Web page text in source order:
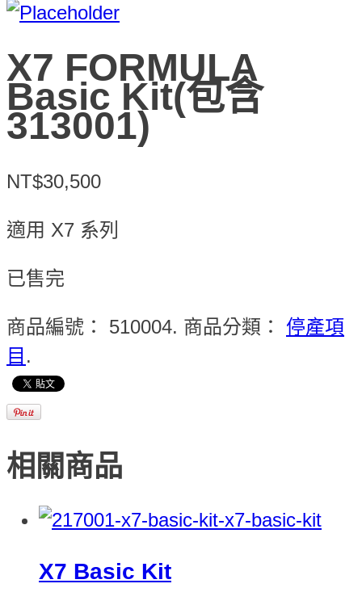
X7 FORMULA
Basic Kit(包含
313001)
NT$30,500
適用 X7 系列
已售完
商品編號： 510004. 商品分類： 停產項
目 .
相關商品
X7 Basic Kit